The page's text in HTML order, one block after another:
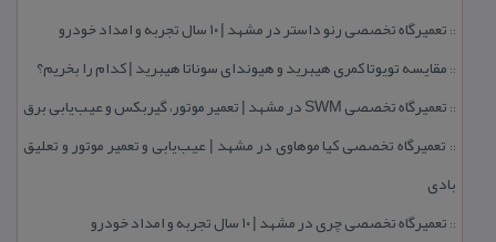
:: تعمیرگاه تخصصی رنو داستر در مشهد | ۱۰ سال تجربه و امداد خودرو
:: مقایسه تویوتا كمری هیبرید و هیوندای سوناتا هیبرید | كدام را بخریم؟
:: تعمیرگاه تخصصی SWM در مشهد | تعمیر موتور، گیربكس و عیب‌یابی برق
:: تعمیرگاه تخصصی كیا موهاوی در مشهد | عیب‌یابی و تعمیر موتور و تعلیق
بادی
:: تعمیرگاه تخصصی چری در مشهد | ۱۰ سال تجربه و امداد خودرو